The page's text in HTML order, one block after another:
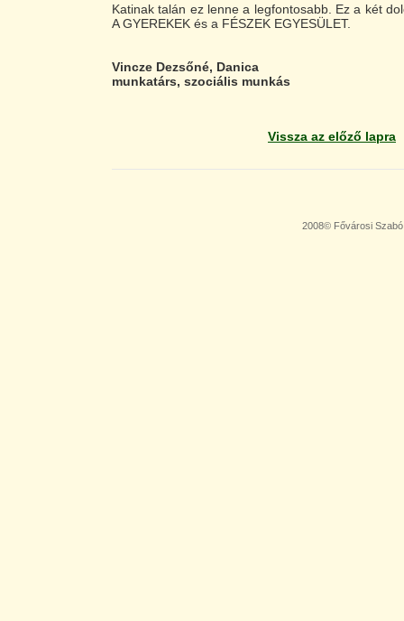
Katinak talán ez lenne a legfontosabb. Ez a két
A GYEREKEK és a FÉSZEK EGYESÜLET.
Vincze Dezsőné, Danica
munkatárs, szociális munkás
Vissza az előző lapra
2008© Fővárosi